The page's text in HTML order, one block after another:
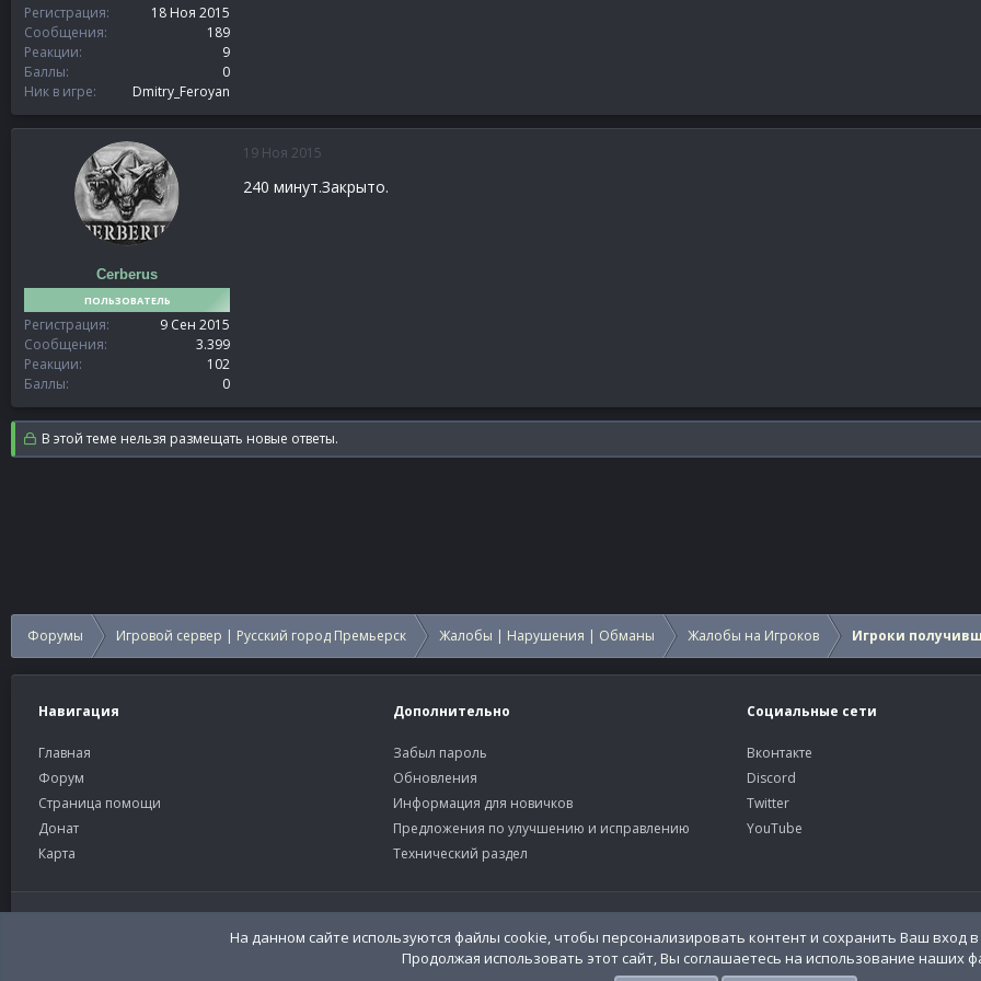
Регистрация
18 Ноя 2015
Сообщения
189
Реакции
9
Баллы
0
Ник в игре
Dmitry_Feroyan
Cerberus
ПОЛЬЗОВАТЕЛЬ
Регистрация
9 Сен 2015
Сообщения
3.399
Реакции
102
Баллы
0
19 Ноя 2015
240 минут.Закрыто.
В этой теме нельзя размещать новые ответы.
Форумы Игровой сервер | Русский город Премьерск Жалобы | Нарушения | Обманы Жалобы на Игроков Игроки
Навигация
Главная
Форум
Страница помощи
Донат
Карта
Дополнительно
Забыл пароль
Обновления
Информация для новичков
Предложения по улучшению и исправлению
Технический раздел
Социальные сети
Вконтакте
Discord
Twitter
YouTube
Russian (RU)